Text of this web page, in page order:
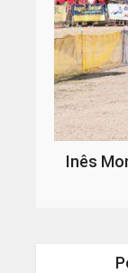
Inês